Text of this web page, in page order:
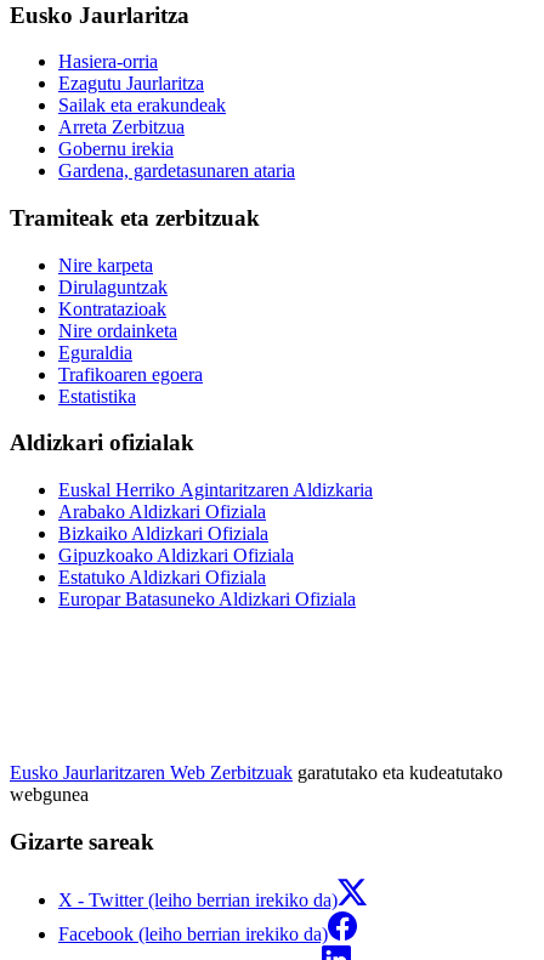
Eusko Jaurlaritza
Hasiera-orria
Ezagutu Jaurlaritza
Sailak eta erakundeak
Arreta Zerbitzua
Gobernu irekia
Gardena, gardetasunaren ataria
Tramiteak eta zerbitzuak
Nire karpeta
Dirulaguntzak
Kontratazioak
Nire ordainketa
Eguraldia
Trafikoaren egoera
Estatistika
Aldizkari ofizialak
Euskal Herriko Agintaritzaren Aldizkaria
Arabako Aldizkari Ofiziala
Bizkaiko Aldizkari Ofiziala
Gipuzkoako Aldizkari Ofiziala
Estatuko Aldizkari Ofiziala
Europar Batasuneko Aldizkari Ofiziala
Eusko Jaurlaritzaren Web Zerbitzuak garatutako eta kudeatutako
webgunea
Gizarte sareak
X - Twitter (leiho berrian irekiko da)
Facebook (leiho berrian irekiko da)